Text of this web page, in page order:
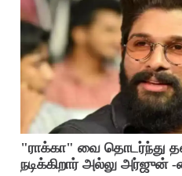
மூலம் ஹீரோவாக மாறி வெற்றிபெ
"ராக்கா" வை தொடர்ந்து
நடிக்கிறார் அல்லு அர்ஜுன் -